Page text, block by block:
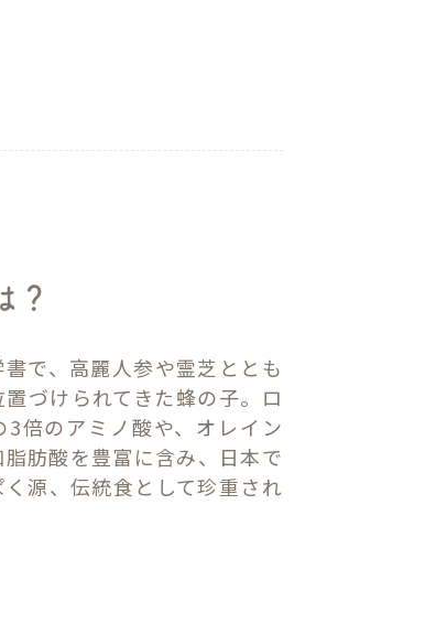
？
で、高麗人参や霊芝ととも
づけられてきた蜂の子。ロ
3倍のアミノ酸や、オレイン
肪酸を豊富に含み、日本で
源、伝統食として珍重され